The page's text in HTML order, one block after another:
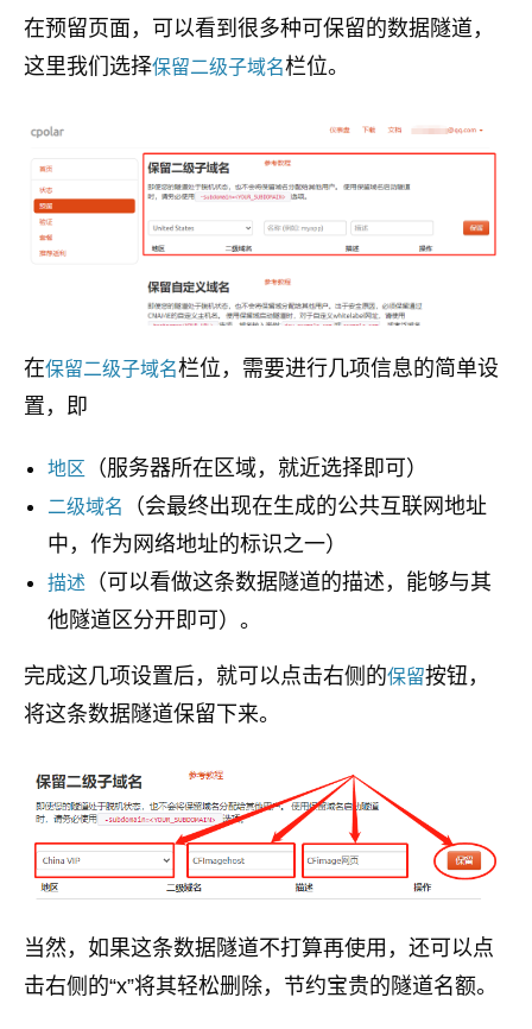
在预留页面，可以看到很多种可保留的数据隧道，
这里我们选择保留二级子域名栏位。
在保留二级子域名栏位，需要进行几项信息的简单设
置，即
地区 （服务器所在区域，就近选择即可）
二级域名
（会最终出现在生成的公共互联网地址
中，作为网络地址的标识之一）
描述 （可以看做这条数据隧道的描述，能够与其
他隧道区分开即可）。
完成这几项设置后，就可以点击右侧的保留按钮，
将这条数据隧道保留下来。
当然，如果这条数据隧道不打算再使用，还可以点
击右侧的“x”将其轻松删除，节约宝贵的隧道名额。